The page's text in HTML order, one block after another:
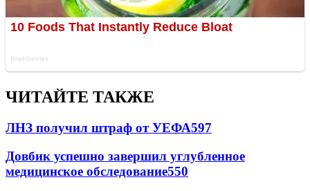
ЧИТАЙТЕ ТАКЖЕ
ЛНЗ получил штраф от УЕФА597
Довбик успешно завершил углубленное
медицинское обследование550